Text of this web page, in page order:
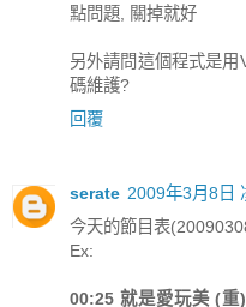
點問題, 關掉就好
另外請問這個程式是
碼維護?
回覆
serate 2009年3月8日
今天的節目表
Ex:
00:25 就是愛玩美 (